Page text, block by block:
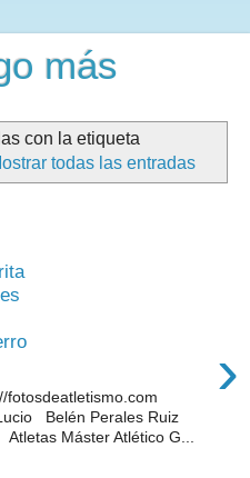
más
con la etiqueta
todas las entradas
›
fotosdeatletismo.com
Belén Perales Ruiz
Máster Atlético G...